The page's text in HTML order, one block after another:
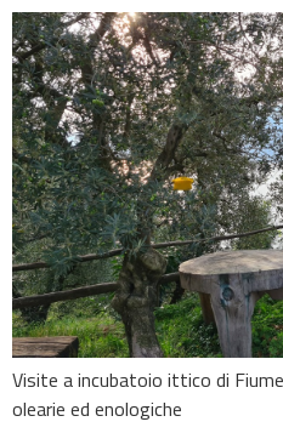
Visite a incubatoio ittico di
olearie ed enologiche